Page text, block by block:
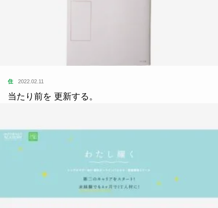
住 2022.02.11
当たり前を 更新する。